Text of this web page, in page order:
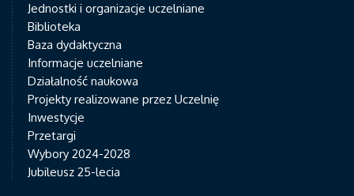
Jednostki i organizacje uczelniane
Biblioteka
Baza dydaktyczna
Informacje uczelniane
Działalność naukowa
Projekty realizowane przez Uczelnię
Inwestycje
Przetargi
Wybory 2024-2028
Jubileusz 25-lecia